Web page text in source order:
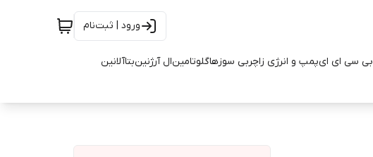
ورود | ثبت‌نام
بی سی ای ایپمپ و انرژی زاچربی سوزهاگلوتامینال آرژنینبتاآلانین